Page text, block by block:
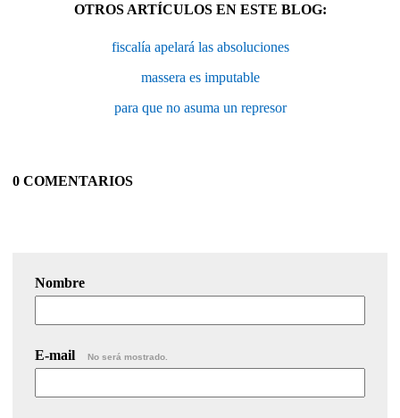
OTROS ARTÍCULOS EN ESTE BLOG:
fiscalía apelará las absoluciones
massera es imputable
para que no asuma un represor
0 COMENTARIOS
Nombre
E-mail No será mostrado.